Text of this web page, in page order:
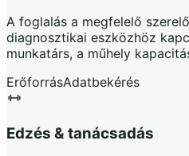
A foglalás a megfelelő
diagnosztikai eszközhöz
munkatárs, a műhely
ErőforrásAdatbekérés
Edzés & tanácsadás